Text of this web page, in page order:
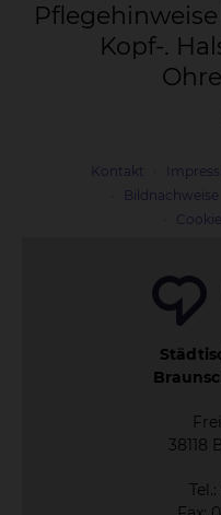
Kopf-.
Kontakt
Bildnachweise
38118